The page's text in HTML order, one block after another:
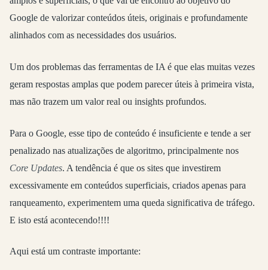
Google de valorizar conteúdos úteis, originais e profundamente
alinhados com as necessidades dos usuários.
Um dos problemas das ferramentas de IA é que elas muitas vezes
geram respostas amplas que podem parecer úteis à primeira vista,
mas não trazem um valor real ou insights profundos.
Para o Google, esse tipo de conteúdo é insuficiente e tende a ser
penalizado nas atualizações de algoritmo, principalmente nos
Core Updates. A tendência é que os sites que investirem
excessivamente em conteúdos superficiais, criados apenas para
ranqueamento, experimentem uma queda significativa de tráfego.
E isto está acontecendo!!!!
Aqui está um contraste importante: